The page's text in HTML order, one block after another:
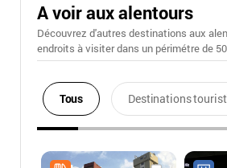
A voir aux alentours
Découvrez d'autres destinations aux
endroits à visiter dans un périmétre de
Tous Destinations